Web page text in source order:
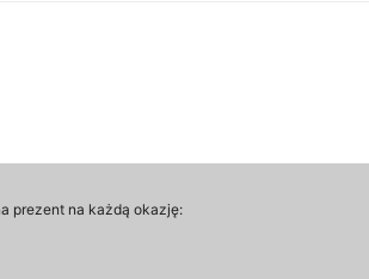
prezent na każdą okazję: